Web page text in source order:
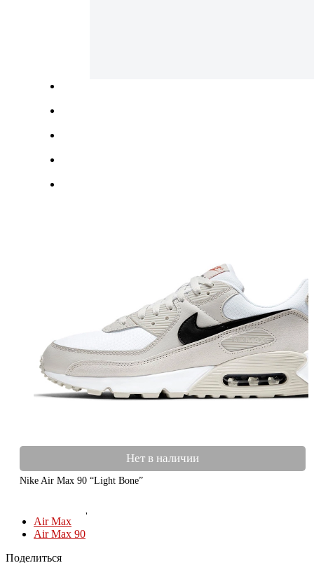
Nike Air Max 90 “Light Bone”
Нет в наличии
Air Max
Air Max 90
Поделиться